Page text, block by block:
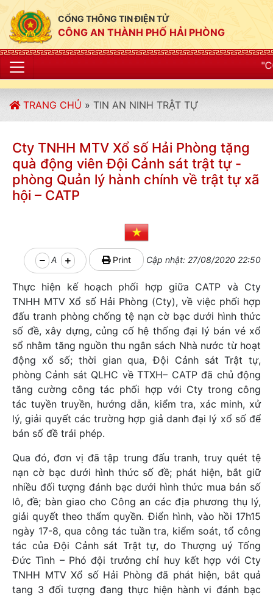
CỔNG THÔNG TIN ĐIỆN TỬ
CÔNG AN THÀNH PHỐ HẢI PHÒNG
"CÔNG AN
TRANG CHỦ » TIN AN NINH TRẬT TỰ
Cty TNHH MTV Xổ số Hải Phòng tặng
quà động viên Đội Cảnh sát trật tự -
phòng Quản lý hành chính về trật tự xã
hội – CATP
A Print Cập nhật: 27/08/2020 22:50
Thực hiện kế hoạch phối hợp giữa CATP và Cty
TNHH MTV Xổ số Hải Phòng (Cty), về việc phối hợp
đấu tranh phòng chống tệ nạn cờ bạc dưới hình thức
số đề, xây dựng, củng cố hệ thống đại lý bán vé xổ
sổ nhằm tăng nguồn thu ngân sách Nhà nước từ hoạt
động xổ số; thời gian qua, Đội Cảnh sát Trật tự,
phòng Cảnh sát QLHC về TTXH– CATP đã chủ động
tăng cường công tác phối hợp với Cty trong công
tác tuyền truyền, hướng dẫn, kiểm tra, xác minh, xử
lý, giải quyết các trường hợp giả danh đại lý xổ số để
bán số đề trái phép.
Qua đó, đơn vị đã tập trung đấu tranh, truy quét tệ
nạn cờ bạc dưới hình thức số đề; phát hiện, bắt giữ
nhiều đối tượng đánh bạc dưới hình thức mua bán số
lô, đề; bàn giao cho Công an các địa phương thụ lý,
giải quyết theo thẩm quyền. Điển hình, vào hồi 17h15
ngày 17-8, qua công tác tuần tra, kiểm soát, tổ công
tác của Đội Cảnh sát Trật tự, do Thượng uý Tống
Đức Tình – Phó đội trưởng chỉ huy kết hợp với Cty
TNHH MTV Xổ số Hải Phòng đã phát hiện, bắt quả
tang 3 đối tượng đang thực hiện hành vi đánh bạc